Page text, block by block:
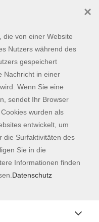
werden.
Kontaktformular
Impressum
AGB
Datenschutzerklärung
die von einer Website
Nutzers während des
gespeichert
Nachricht in einer
Wenn Sie eine
sendet Ihr Browser
wurden als
entwickelt, um
die Surfaktivitäten des
Sie in die
Informationen finden
Datenschutz
×